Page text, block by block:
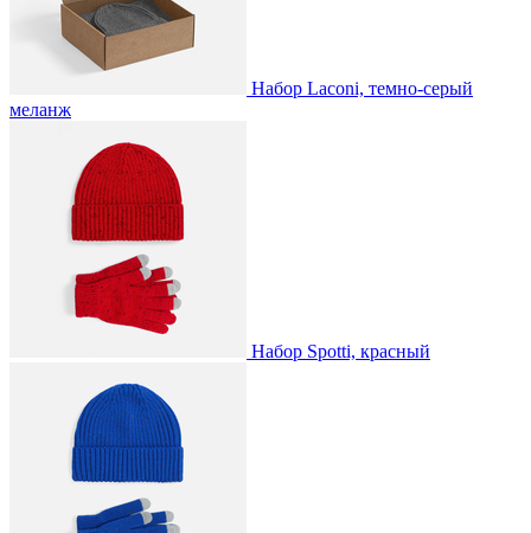
Набор Laconi, темно-серый
меланж
Набор Spotti, красный